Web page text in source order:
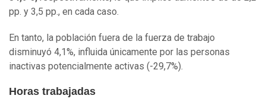
pp. y 3,5 pp., en cada caso.
En tanto, la población fuera de la fuerza de trabajo
disminuyó 4,1%, influida únicamente por las personas
inactivas potencialmente activas (-29,7%).
Horas trabajadas